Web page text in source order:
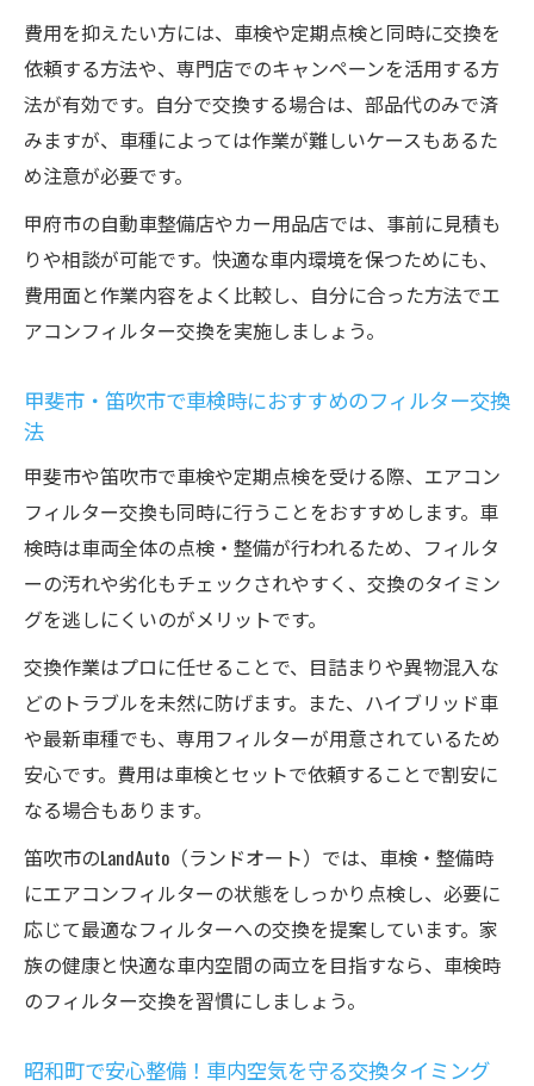
エアコンフィルター未交換が招く健康リスク
エアコンフィルター未交換による車内空気
の健康被害
花粉やカビによるアレルギーリスクと定期
交換の重要性
フィルター交換を怠ると発生する臭いや雑
菌の危険性
燃費悪化や故障リスクを防ぐエアコンフィ
ルター交換
すめ
エアコンフィルター定期交換で家族の健康
を守る
子供や高齢者にやさしい車内環境を維持す
る方法
甲府市・笛吹市で実践したい健康維持の交
換頻度
エアコンフィルター定期交換が快適性を左
右する理由
車検や整備時に忘れがちな健康管理ポイン
ト
山梨県で安く車検整備したい方の上手な選択
山梨県で安く済ませる車検とエアコンフィ
ルター交換術
甲府市・甲斐市の整備で失敗しない費用節
約法
自動車の車検とフィルター交換を賢く組み
費用を抑えたい方には、車検や定期点検と同時に交換を
依頼する方法や、専門店でのキャンペーンを活用する方
法が有効です。自分で交換する場合は、部品代のみで済
みますが、車種によっては作業が難しいケースもあるた
め注意が必要です。
甲府市の自動車整備店やカー用品店では、事前に見積も
りや相談が可能です。快適な車内環境を保つためにも、
費用面と作業内容をよく比較し、自分に合った方法でエ
アコンフィルター交換を実施しましょう。
甲斐市・笛吹市で車検時におすすめのフィルター交換
法
甲斐市や笛吹市で車検や定期点検を受ける際、エアコン
フィルター交換も同時に行うことをおすすめします。車
検時は車両全体の点検・整備が行われるため、フィルタ
ーの汚れや劣化もチェックされやすく、交換のタイミン
グを逃しにくいのがメリットです。
交換作業はプロに任せることで、目詰まりや異物混入な
どのトラブルを未然に防げます。また、ハイブリッド車
や最新車種でも、専用フィルターが用意されているため
安心です。費用は車検とセットで依頼することで割安に
なる場合もあります。
笛吹市のLandAuto（ランドオート）では、車検・整備時
にエアコンフィルターの状態をしっかり点検し、必要に
応じて最適なフィルターへの交換を提案しています。家
族の健康と快適な車内空間の両立を目指すなら、車検時
のフィルター交換を習慣にしましょう。
昭和町で安心整備！車内空気を守る交換タイミング